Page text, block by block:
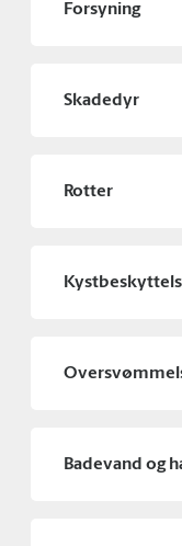
Forsyning
Skadedyr
Rotter
Badevand og